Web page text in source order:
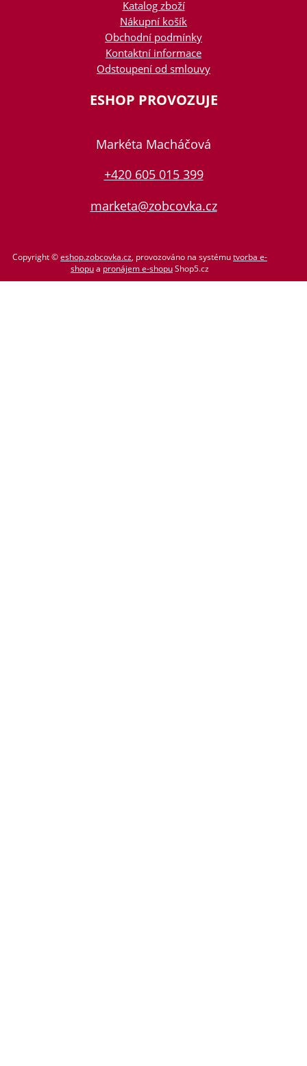
Katalog zboží
Nákupní košík
Obchodní podmínky
Kontaktní informace
Odstoupení od smlouvy
ESHOP PROVOZUJE
Markéta Macháčová
+420 605 015 399
marketa@zobcovka.cz
Copyright ©eshop.zobcovka.cz, provozováno na systémutvorba e-
shopua pronájem e-shopuShop5.cz